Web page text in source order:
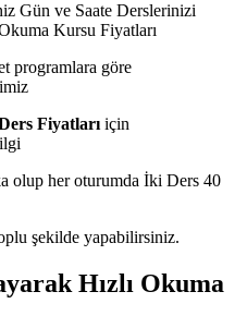
Gün ve Saate Derslerinizi
Kursu Fiyatları
programlara göre
Fiyatları için
olup her oturumda İki Ders 40
şekilde yapabilirsiniz.
Hızlı Okuma